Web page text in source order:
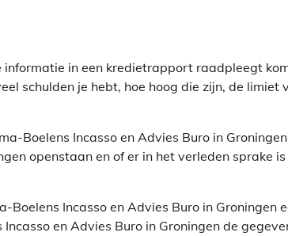
informatie in een kredietrapport raadpleegt
schulden je hebt, hoe hoog die zijn, de limiet
Boelens Incasso en Advies Buro in Groningen
openstaan en of er in het verleden sprake is
Incasso en Advies Buro in Groningen
en Advies Buro in Groningen de